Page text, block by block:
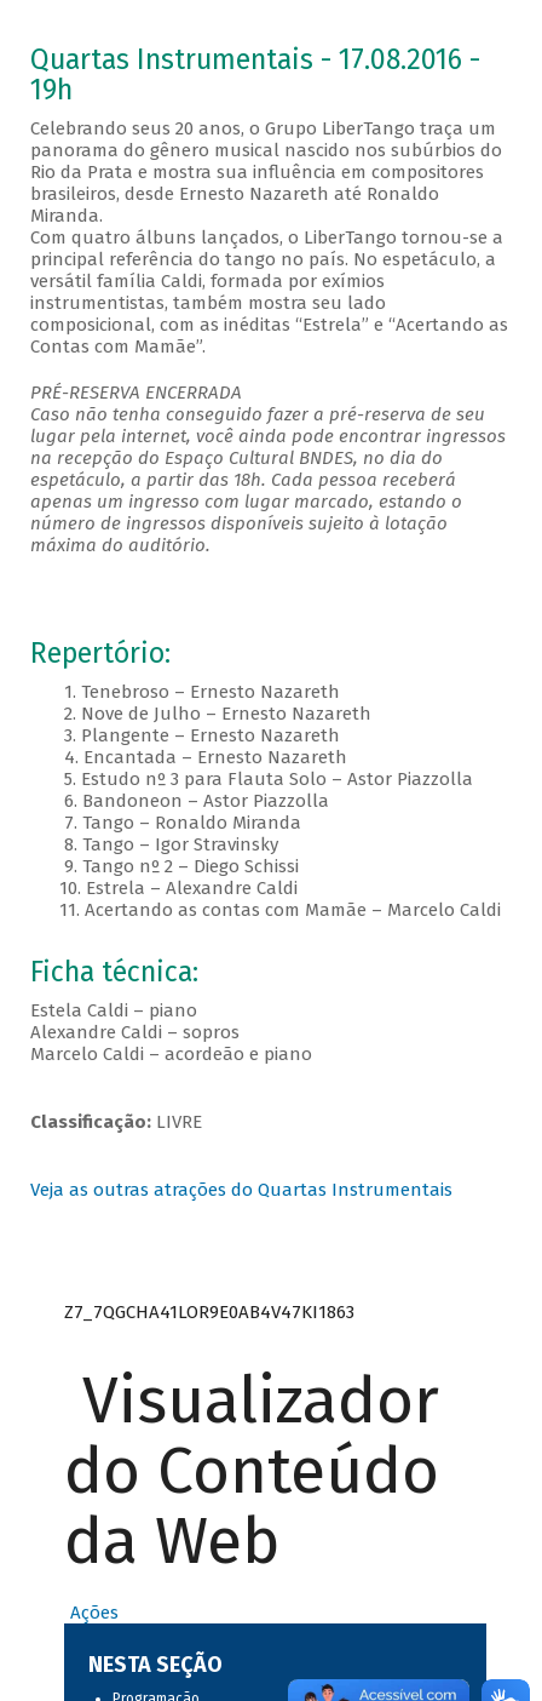
Quartas Instrumentais - 17.08.2016 -
19h
Celebrando seus 20 anos, o Grupo LiberTango traça um
panorama do gênero musical nascido nos subúrbios do
Rio da Prata e mostra sua influência em compositores
brasileiros, desde Ernesto Nazareth até Ronaldo
Miranda.
Com quatro álbuns lançados, o LiberTango tornou-se a
principal referência do tango no país. No espetáculo, a
versátil família Caldi, formada por exímios
instrumentistas, também mostra seu lado
composicional, com as inéditas “Estrela” e “Acertando as
Contas com Mamãe”.
PRÉ-RESERVA ENCERRADA
Caso não tenha conseguido fazer a pré-reserva de seu
lugar pela internet, você ainda pode encontrar ingressos
na recepção do Espaço Cultural BNDES, no dia do
espetáculo, a partir das 18h. Cada pessoa receberá
apenas um ingresso com lugar marcado, estando o
número de ingressos disponíveis sujeito à lotação
máxima do auditório.
Repertório:
1. Tenebroso – Ernesto Nazareth
2. Nove de Julho – Ernesto Nazareth
3. Plangente – Ernesto Nazareth
4. Encantada – Ernesto Nazareth
5. Estudo nº 3 para Flauta Solo – Astor Piazzolla
6. Bandoneon – Astor Piazzolla
7. Tango – Ronaldo Miranda
8. Tango – Igor Stravinsky
9. Tango nº 2 – Diego Schissi
10. Estrela – Alexandre Caldi
11. Acertando as contas com Mamãe – Marcelo Caldi
Ficha técnica:
Estela Caldi – piano
Alexandre Caldi – sopros
Marcelo Caldi – acordeão e piano
Classificação:LIVRE
Veja as outras atrações do Quartas Instrumentais
Z7_7QGCHA41LOR9E0AB4V47KI1863
Visualizador
do Conteúdo
da Web
Ações
NESTA SEÇÃO